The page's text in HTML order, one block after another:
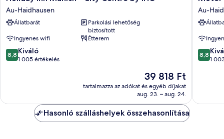
Inn
Munich
-
Centre
by
IHG
Au-Haidhausen
Állatbarát
Parkolási lehetőség
biztosított
Ingyenes wifi
Étterem
8.8
ennyiből:
8,8 Kiváló
1 005 értékelés
Az
39 818 Ft
39 818 Ft
tartalmazza az adókat és egyéb díjakat
aug. 23. – aug. 24.
One
Au-
Au-
8.8
8,8
1
Hasonló szálláshelyek összehasonlítása